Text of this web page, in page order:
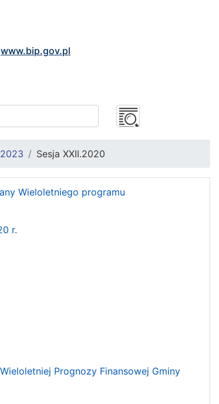
www.bip.gov.pl
Sesja XXII.2020
Wieloletniego programu
r.
Prognozy Finansowej Gminy